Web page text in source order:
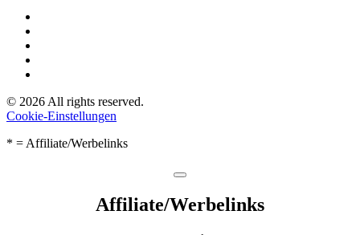
© 2026 All rights reserved.
Cookie-Einstellungen
* = Affiliate/Werbelinks
Affiliate/­Werbelinks